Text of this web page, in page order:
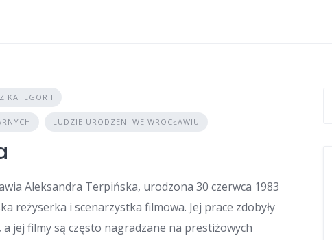
KATEGORII
LUDZIE URODZENI WE WROCŁAWIU
Aleksandra Terpińska, urodzona 30 czerwca 1983
reżyserka i scenarzystka filmowa. Jej prace zdobyły
jej filmy są często nagradzane na prestiżowych